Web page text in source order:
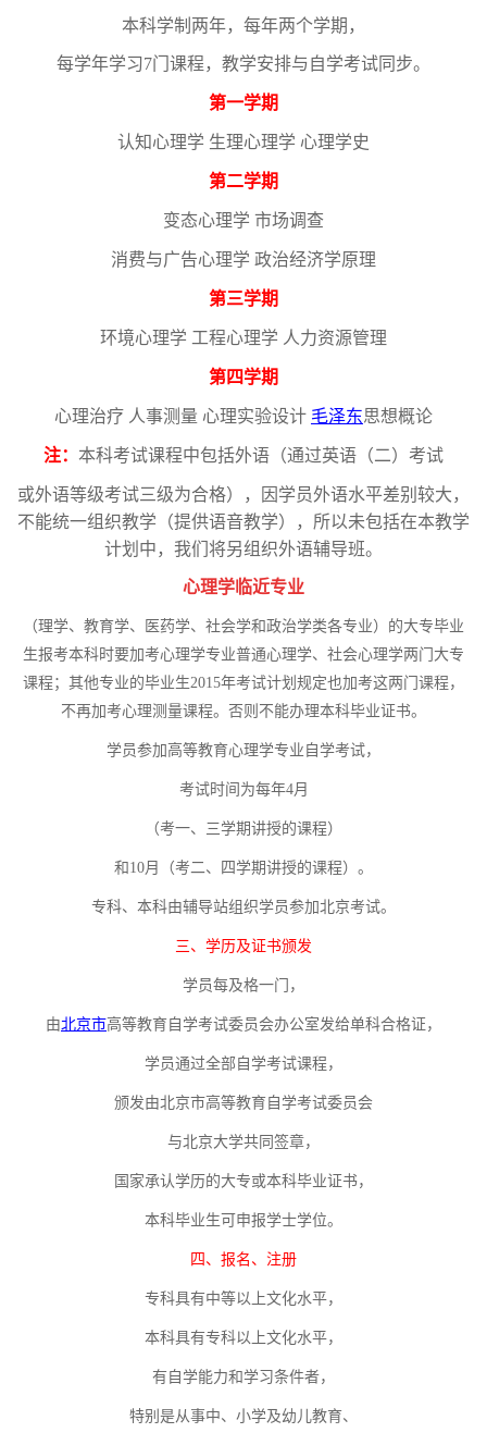
本科学制两年，每年两个学期，
每学年学习7门课程，教学安排与自学考试同步。
第一学期
认知心理学 生理心理学 心理学史
第二学期
变态心理学 市场调查
消费与广告心理学 政治经济学原理
第三学期
环境心理学 工程心理学 人力资源管理
第四学期
心理治疗 人事测量 心理实验设计 毛泽东思想概论
注： 本科考试课程中包括外语（通过英语（二）考试
或外语等级考试三级为合格），因学员外语水平差别较大，
不能统一组织教学（提供语音教学），所以未包括在本教学
计划中，我们将另组织外语辅导班。
心理学临近专业
（理学、教育学、医药学、社会学和政治学类各专业）的大专毕业
生报考本科时要加考心理学专业普通心理学、社会心理学两门大专
课程；其他专业的毕业生2015年考试计划规定也加考这两门课程，
不再加考心理测量课程。否则不能办理本科毕业证书。
学员参加高等教育心理学专业自学考试，
考试时间为每年4月
（考一、三学期讲授的课程）
和10月（考二、四学期讲授的课程）。
专科、 本科由辅导站组织学员参加北京考试。
三、学历及证书颁发
学员每及格一门，
由北京市高等教育自学考试委员会办公室发给单科合格证，
学员通过全部自学考试课程，
颁发由北京市高等教育自学考试委员会
与北京大学共同签章，
国家承认学历的大专或本科毕业证书，
本科毕业生可申报学士学位。
四、报名、注册
专科具有中等以上文化水平，
本科具有专科以上文化水平，
有自学能力和学习条件者，
特别是从事中、小学及幼儿教育、